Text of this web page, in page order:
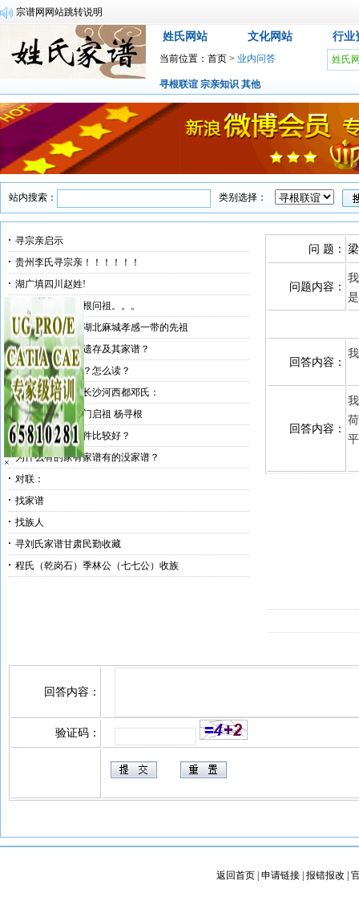
免责申明
姓氏网站 文化网站 行业
当前位置： 首页 > 业内问答 姓氏
寻根联谊 宗亲知识 其他
×
站内搜索： 类别选择：
寻宗亲启示
贵州李氏寻宗亲！！！！！！
湖广填四川赵姓!
湖北麻城李氏寻根问祖。。。
梁氏族谱，寻找湖北麻城孝感一带的先祖
求证余国柱后人遗存及其家谱？
宓姓是什么姓氏？怎么读？
邓春芳寻找湖南长沙河西都邓氏：
南京应天府大南门启祖 杨寻根
哪个免费家谱软件比较好？
为什么有的家有家谱有的没家谱？
对联：
找家谱
找族人
寻刘氏家谱甘肃民勤收藏
程氏（乾岗石）季林公（七七公）收族
问 题：
问题内容：
回答内容：
回答内容：
平
回答内容：
验证码：
返回首页| 申请链接| 报错报改